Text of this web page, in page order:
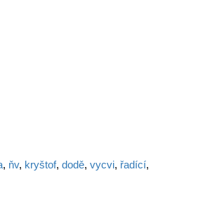
, ňv, kryštof, dodě, vycvi, řadící,